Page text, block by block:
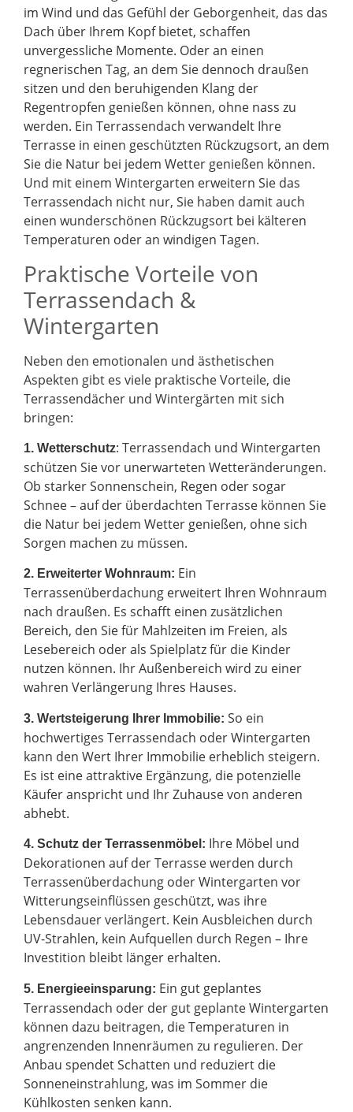
im Wind und das Gefühl der Geborgenheit, das das
Dach über Ihrem Kopf bietet, schaffen
unvergessliche Momente. Oder an einen
regnerischen Tag, an dem Sie dennoch draußen
sitzen und den beruhigenden Klang der
Regentropfen genießen können, ohne nass zu
werden. Ein Terrassendach verwandelt Ihre
Terrasse in einen geschützten Rückzugsort, an dem
Sie die Natur bei jedem Wetter genießen können.
Und mit einem Wintergarten erweitern Sie das
Terrassendach nicht nur, Sie haben damit auch
einen wunderschönen Rückzugsort bei kälteren
Temperaturen oder an windigen Tagen.
Praktische Vorteile von
Terrassendach &
Wintergarten
Neben den emotionalen und ästhetischen
Aspekten gibt es viele praktische Vorteile, die
Terrassendächer und Wintergärten mit sich
bringen:
1. Wetterschutz: Terrassendach und Wintergarten
schützen Sie vor unerwarteten Wetteränderungen.
Ob starker Sonnenschein, Regen oder sogar
Schnee – auf der überdachten Terrasse können Sie
die Natur bei jedem Wetter genießen, ohne sich
Sorgen machen zu müssen.
2. Erweiterter Wohnraum: Ein
Terrassenüberdachung erweitert Ihren Wohnraum
nach draußen. Es schafft einen zusätzlichen
Bereich, den Sie für Mahlzeiten im Freien, als
Lesebereich oder als Spielplatz für die Kinder
nutzen können. Ihr Außenbereich wird zu einer
wahren Verlängerung Ihres Hauses.
3. Wertsteigerung Ihrer Immobilie: So ein
hochwertiges Terrassendach oder Wintergarten
kann den Wert Ihrer Immobilie erheblich steigern.
Es ist eine attraktive Ergänzung, die potenzielle
Käufer anspricht und Ihr Zuhause von anderen
abhebt.
4. Schutz der Terrassenmöbel: Ihre Möbel und
Dekorationen auf der Terrasse werden durch
Terrassenüberdachung oder Wintergarten vor
Witterungseinflüssen geschützt, was ihre
Lebensdauer verlängert. Kein Ausbleichen durch
UV-Strahlen, kein Aufquellen durch Regen – Ihre
Investition bleibt länger erhalten.
5. Energieeinsparung: Ein gut geplantes
Terrassendach oder der gut geplante Wintergarten
können dazu beitragen, die Temperaturen in
angrenzenden Innenräumen zu regulieren. Der
Anbau spendet Schatten und reduziert die
Sonneneinstrahlung, was im Sommer die
Kühlkosten senken kann.